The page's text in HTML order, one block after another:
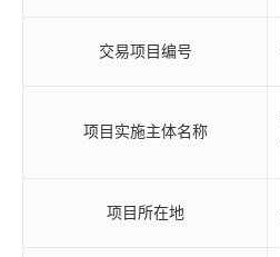
交易项目编号
项目实施主体名称
项目所在地